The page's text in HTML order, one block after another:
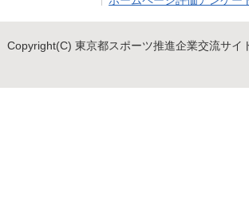
Copyright(C) 東京都スポーツ推進企業交流サイ